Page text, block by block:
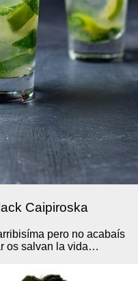
Caipiroska
pero no acabaís
os salvan la vida…